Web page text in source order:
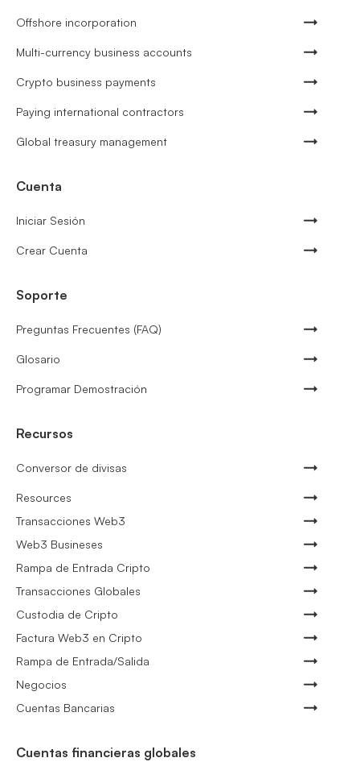
Offshore incorporation
Multi-currency business accounts
Crypto business payments
Paying international contractors
Global treasury management
Cuenta
Iniciar Sesión
Crear Cuenta
Soporte
Preguntas Frecuentes (FAQ)
Glosario
Programar Demostración
Recursos
Conversor de divisas
Resources
Transacciones Web3
Web3 Busineses
Rampa de Entrada Cripto
Transacciones Globales
Custodia de Cripto
Factura Web3 en Cripto
Rampa de Entrada/Salida
Negocios
Cuentas Bancarias
Cuentas financieras globales